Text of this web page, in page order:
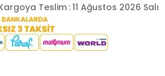
Teslim:11 Ağustos 2026 Salı